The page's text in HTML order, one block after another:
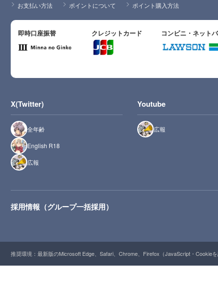
お支払い方法 ポイントについて ポイント購入方法
即時口座振替 クレジットカード コンビニ・ネット
X(Twitter)
全年齢
English R18
広報
Youtube
広報
採用情報（グループ一括採用）
推奨環境：最新版のMicrosoft Edge、Safari、Chrome、Firefox（JavaScript・Cookie